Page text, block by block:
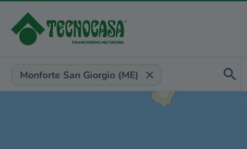
Provincia, comune, zona, riferimento
Monforte San Giorgio (ME)